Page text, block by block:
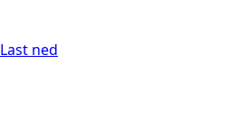
Last ned